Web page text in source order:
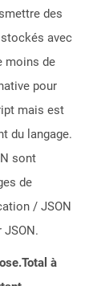
des
avec
moins de
pour
mais est
du langage.
sont
de
/ JSON
à